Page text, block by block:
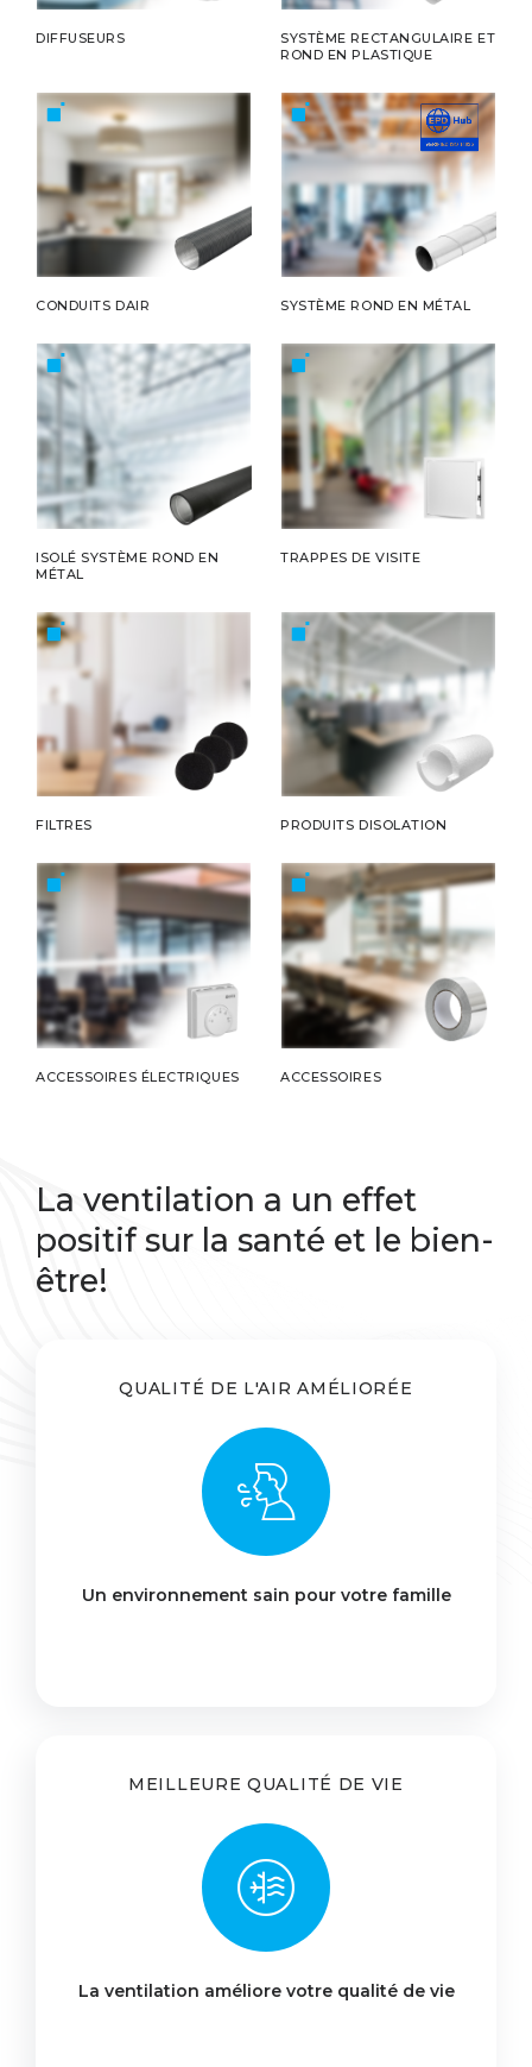
DIFFUSEURS
SYSTÈME RECTANGULAIRE ET
ROND EN PLASTIQUE
CONDUITS DAIR SYSTÈME ROND EN MÉTAL
ISOLÉ SYSTÈME ROND EN
MÉTAL
TRAPPES DE VISITE
FILTRES PRODUITS DISOLATION
ACCESSOIRES ÉLECTRIQUES ACCESSOIRES
La ventilation a un effet
positif sur la santé et le bien-
être!
QUALITÉ DE L'AIR AMÉLIORÉE
Un environnement sain pour votre famille
MEILLEURE QUALITÉ DE VIE
La ventilation améliore votre qualité de vie